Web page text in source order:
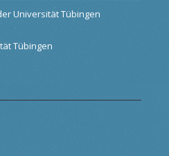
Universität Tübingen
Tübingen